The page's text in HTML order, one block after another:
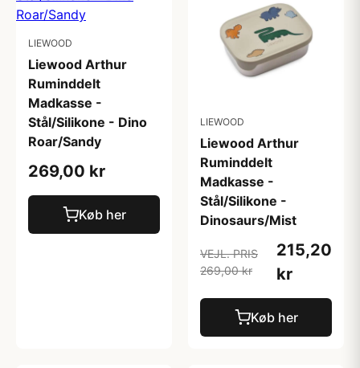
LIEWOOD
Liewood Arthur
Ruminddelt
Madkasse -
Stål/Silikone - Dino
Roar/Sandy
269,00 kr
Køb her
LIEWOOD
Liewood Arthur
Ruminddelt
Madkasse -
Stål/Silikone -
Dinosaurs/Mist
VEJL. PRIS
269,00 kr
215,20
kr
Køb her